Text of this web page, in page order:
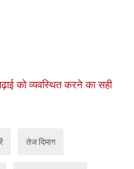
को व्यवस्थित करने का सही
तेज दिमाग